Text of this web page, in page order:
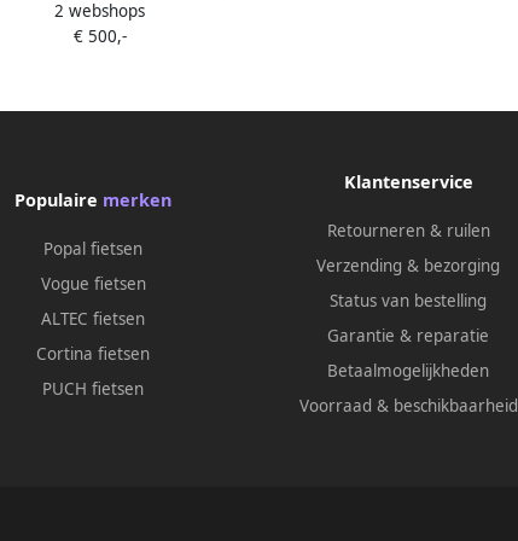
57 cm Dames 3V Rollerbrake
Donkergroen
2 webshops
€ 500,-
Populaire merken
Popal fietsen
Vogue fietsen
ALTEC fietsen
Cortina fietsen
PUCH fietsen
Klantenservice
Retourneren & ruilen
Verzending & bezorging
Status van bestelling
Garantie & reparatie
Betaalmogelijkheden
Voorraad & beschikbaarheid